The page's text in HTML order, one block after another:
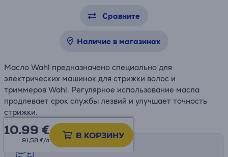
Сравните
Наличие в магазинах
Масло Wahl предназначено специально для
электрических машинок для стрижки волос и
триммеров Wahl. Регулярное использование масла
продлевает срок службы лезвий и улучшает точность
стрижки.
10.99 €
91,58 €/л В КОРЗИНУ
Возможности доставки